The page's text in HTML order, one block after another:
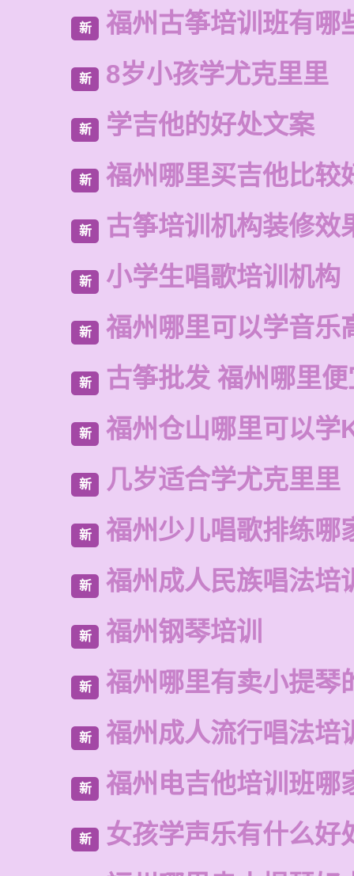
新 福州古筝培训班有哪
新 8岁小孩学尤克里里
新 学吉他的好处文案
新 福州哪里买吉他比较
新 古筝培训机构装修效
新 小学生唱歌培训机构
新 福州哪里可以学音乐
新 古筝批发 福州哪里
新 福州仓山哪里可以学
新 几岁适合学尤克里里
新 福州少儿唱歌排练哪
新 福州成人民族唱法培
新 福州钢琴培训
新 福州哪里有卖小提琴
新 福州成人流行唱法培
新 福州电吉他培训班哪
新
女孩学声乐有什么好